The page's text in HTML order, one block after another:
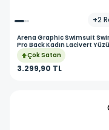
+2
ArenaGraphic Swimsuit
Pro Back Kadın Lacivert
Mayo 011182790
Çok Satan
3.299,90 TL